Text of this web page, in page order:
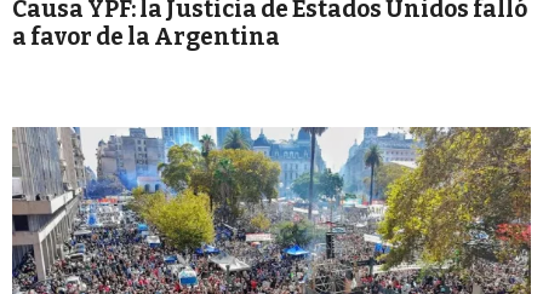
Causa YPF: la Justicia de Estados Unidos falló
a favor de la Argentina